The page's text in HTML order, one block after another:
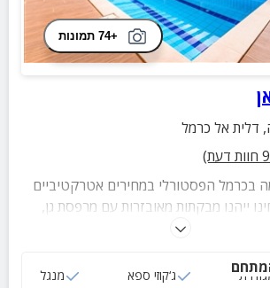
+74 תמונות
, דלית אל כרמל
9 חוות דעת)
בכרמל הפסטורלי במחירים אטרקטיביים
ייהנו מבקתות מאובזרות עם מרפסת גן,
ומקורה, ארוחות עשירות ונופים משגעים
ג‘קוזי ספא מנגל